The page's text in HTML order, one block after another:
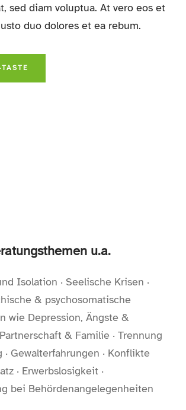
sed diam voluptua. At vero eos et
duo dolores et ea rebum.
u.a.
Isolation · Seelische Krisen ·
& psycho­somatische
wie Depres­sion, Ängste &
& Familie · Trennung
Gewalt­erfahrungen · Konflikte
· Erwerbs­losigkeit ·
bei Behördenangelegenheiten